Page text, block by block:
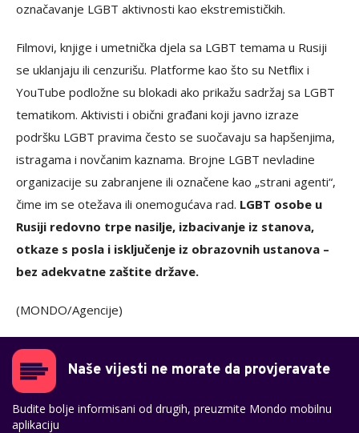
označavanje LGBT aktivnosti kao ekstremističkih.
Filmovi, knjige i umetnička djela sa LGBT temama u Rusiji
se uklanjaju ili cenzurišu. Platforme kao što su Netflix i
YouTube podložne su blokadi ako prikažu sadržaj sa LGBT
tematikom. Aktivisti i obični građani koji javno izraze
podršku LGBT pravima često se suočavaju sa hapšenjima,
istragama i novčanim kaznama. Brojne LGBT nevladine
organizacije su zabranjene ili označene kao „strani agenti“,
čime im se otežava ili onemogućava rad. LGBT osobe u
Rusiji redovno trpe nasilje, izbacivanje iz stanova,
otkaze s posla i isključenje iz obrazovnih ustanova –
bez adekvatne zaštite države.
(MONDO/Agencije)
Naše vijesti ne morate da provjeravate
Budite bolje informisani od drugih, preuzmite Mondo mobilnu
aplikaciju